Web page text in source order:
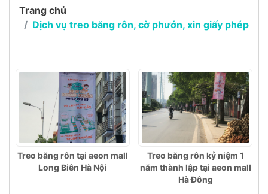
Trang chủ
Dịch vụ treo băng rôn, cờ phướn, xin giấy phép
Treo băng rôn tại aeon mall
Long Biên Hà Nội
Treo băng rôn kỷ niệm 1
năm thành lập tại aeon mall
Hà Đông